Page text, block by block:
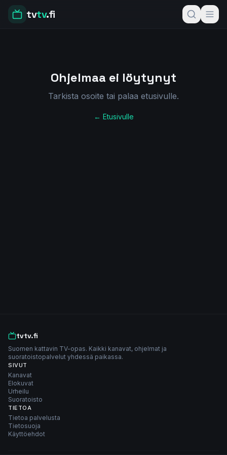
tvtv.fi
Ohjelmaa ei löytynyt
Tarkista osoite tai palaa etusivulle.
← Etusivulle
tvtv.fi
Suomen kattavin TV-opas. Kaikki kanavat, ohjelmat ja
suoratoistopalvelut yhdessä paikassa.
SIVUT
Kanavat
Elokuvat
Urheilu
Suoratoisto
TIETOA
Tietoa palvelusta
Tietosuoja
Käyttöehdot